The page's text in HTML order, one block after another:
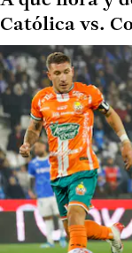
Católica vs.